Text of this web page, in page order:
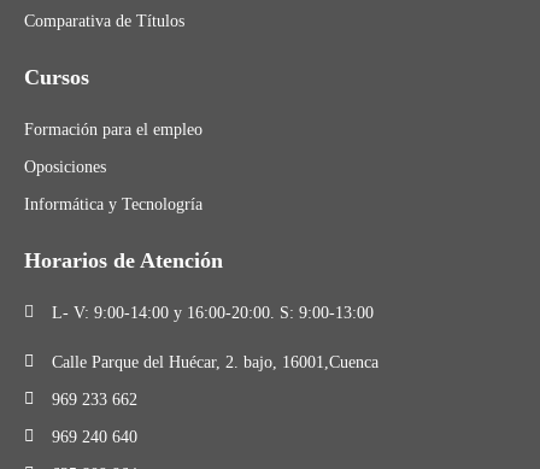
Comparativa de Títulos
Cursos
Formación para el empleo
Oposiciones
Informática y Tecnologría
Horarios de Atención
L- V: 9:00-14:00 y 16:00-20:00. S: 9:00-13:00
Calle Parque del Huécar, 2. bajo, 16001,Cuenca
969 233 662
969 240 640